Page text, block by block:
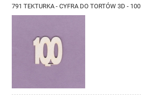
791 TEKTURKA - CYFRA DO TORTÓW 3D - 100